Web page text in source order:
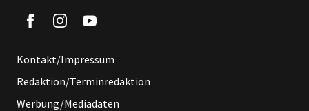
Kontakt/Impressum
Redaktion/Terminredaktion
Werbung/Mediadaten